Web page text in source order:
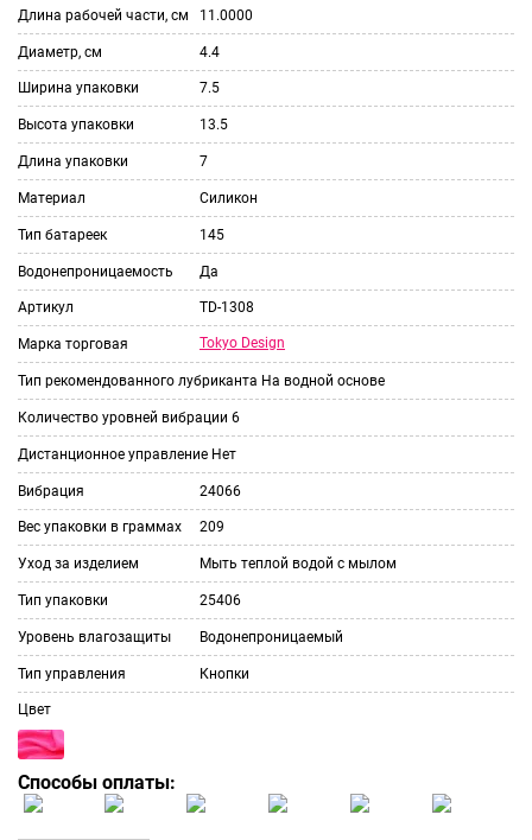
Длина рабочей части, см 11.0000
Диаметр, см 4.4
Ширина упаковки 7.5
Высота упаковки 13.5
Длина упаковки 7
Материал Силикон
Тип батареек 145
Водонепроницаемость Да
Артикул TD-1308
Марка торговая Tokyo Design
Тип рекомендованного лубриканта На водной основе
Количество уровней вибрации 6
Дистанционное управление Нет
Вибрация 24066
Вес упаковки в граммах 209
Уход за изделием Мыть теплой водой с мылом
Тип упаковки 25406
Уровень влагозащиты Водонепроницаемый
Тип управления Кнопки
Цвет
Способы оплаты: